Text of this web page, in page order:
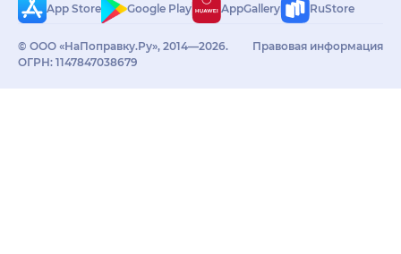
App Store
Google Play AppGallery RuStore
© ООО «НаПоправку.Ру», 2014—2026.
ОГРН: 1147847038679
Правовая информация